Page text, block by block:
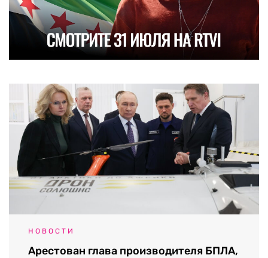
НОВОСТИ
Арестован глава производителя БПЛА,